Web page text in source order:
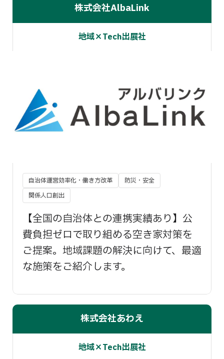
株式会社AlbaLink
地域×Tech出展社
自治体運営効率化・働き方改革
防災・安全
関係人口創出
【全国の自治体との連携実績あり】公
費負担ゼロで取り組める空き家対策を
ご提案。地域課題の解決に向けて、最適
な施策をご紹介します。
株式会社あわえ
地域×Tech出展社